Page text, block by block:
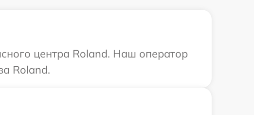
центра Roland. Наш оператор
Roland.